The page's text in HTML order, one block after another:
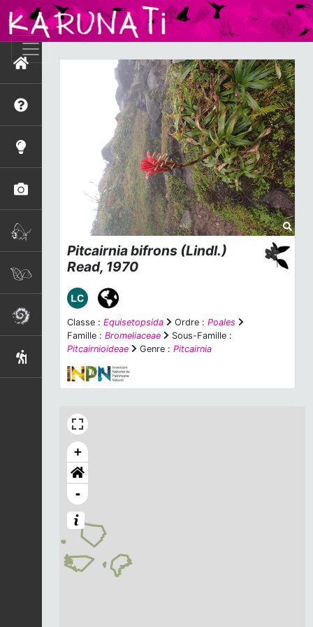
Pitcairnia bifrons (Lindl.)
Read, 1970
Classe : Equisetopsida Ordre : Poales
Famille : Bromeliaceae
Sous-Famille :
Pitcairnioideae
Genre : Pitcairnia
+
-